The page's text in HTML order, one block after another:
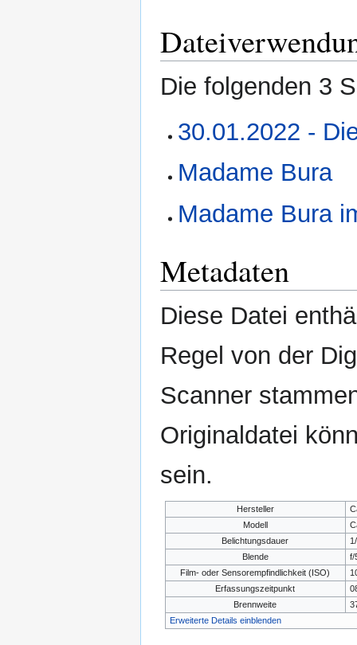
Die folgenden 3
30.01.2022 -
Madame Bura
Madame Bura
Metadaten
Diese Datei
Regel von der
Scanner
Originaldatei
sein.
Hersteller
Modell
Belichtungsdauer
Blende
f/
Film- oder Sensorempfindlichkeit (ISO)
Erfassungszeitpunkt
Brennweite
Erweiterte Details einblenden